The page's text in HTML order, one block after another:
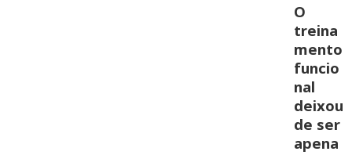
O
treina
mento
funcio
nal
deixou
de ser
apena